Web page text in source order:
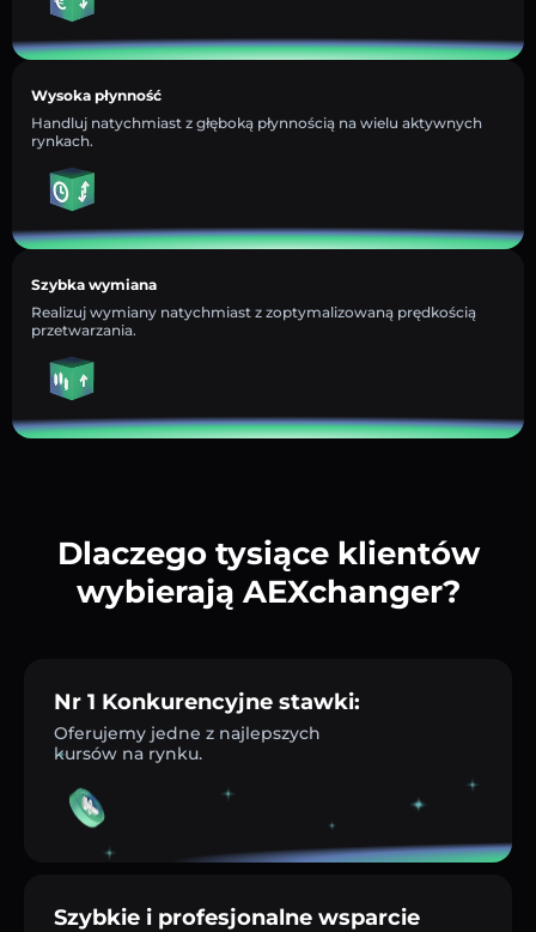
Wysoka płynność
Handluj natychmiast z głęboką płynnością na wielu aktywnych
rynkach.
Szybka wymiana
Realizuj wymiany natychmiast z zoptymalizowaną prędkością
przetwarzania.
Dlaczego tysiące klientów
wybierają AEXchanger?
Nr 1 Konkurencyjne stawki:
Oferujemy jedne z najlepszych
kursów na rynku.
Szybkie i profesjonalne wsparcie